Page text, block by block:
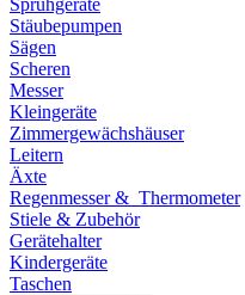
Sprühgeräte
Stäubepumpen
Sägen
Scheren
Messer
Kleingeräte
Zimmergewächshäuser
Leitern
Äxte
Regenmesser & Thermometer
Stiele & Zubehör
Gerätehalter
Kindergeräte
Taschen